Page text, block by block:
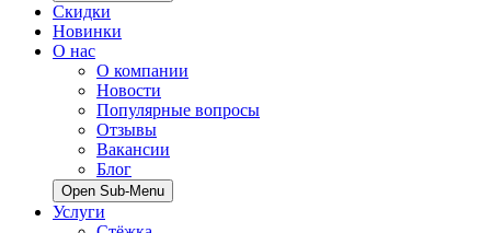
Скидки
Новинки
О нас
О компании
Новости
Популярные вопросы
Отзывы
Вакансии
Блог
Open Sub-Menu
Услуги